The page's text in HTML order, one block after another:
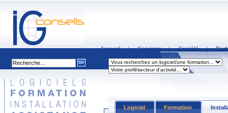
Accueil | Services | Société |
Logiciel Formation